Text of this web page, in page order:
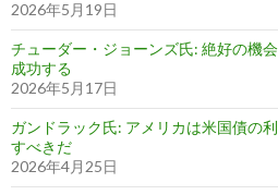
2026年5月19日
チューダー・ジョーンズ氏: 絶好の機
成功する
2026年5月17日
ガンドラック氏: アメリカは米国債の
すべきだ
2026年4月25日